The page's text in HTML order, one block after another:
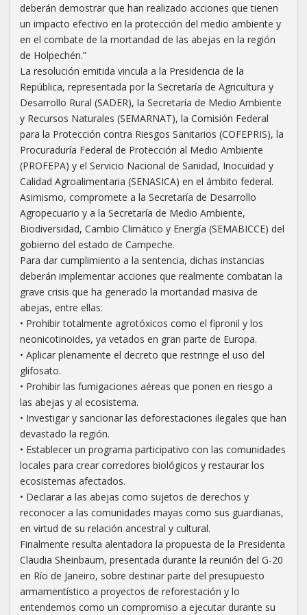
deberán demostrar que han realizado acciones que tienen
un impacto efectivo en la protección del medio ambiente y
en el combate de la mortandad de las abejas en la región
de Holpechén.”
La resolución emitida vincula a la Presidencia de la
República, representada por la Secretaría de Agricultura y
Desarrollo Rural (SADER), la Secretaría de Medio Ambiente
y Recursos Naturales (SEMARNAT), la Comisión Federal
para la Protección contra Riesgos Sanitarios (COFEPRIS), la
Procuraduría Federal de Protección al Medio Ambiente
(PROFEPA) y el Servicio Nacional de Sanidad, Inocuidad y
Calidad Agroalimentaria (SENASICA) en el ámbito federal.
Asimismo, compromete a la Secretaría de Desarrollo
Agropecuario y a la Secretaría de Medio Ambiente,
Biodiversidad, Cambio Climático y Energía (SEMABICCE) del
gobierno del estado de Campeche.
Para dar cumplimiento a la sentencia, dichas instancias
deberán implementar acciones que realmente combatan la
grave crisis que ha generado la mortandad masiva de
abejas, entre ellas:
• Prohibir totalmente agrotóxicos como el fipronil y los
neonicotinoides, ya vetados en gran parte de Europa.
• Aplicar plenamente el decreto que restringe el uso del
glifosato.
• Prohibir las fumigaciones aéreas que ponen en riesgo a
las abejas y al ecosistema.
• Investigar y sancionar las deforestaciones ilegales que han
devastado la región.
• Establecer un programa participativo con las comunidades
locales para crear corredores biológicos y restaurar los
ecosistemas afectados.
• Declarar a las abejas como sujetos de derechos y
reconocer a las comunidades mayas como sus guardianas,
en virtud de su relación ancestral y cultural.
Finalmente resulta alentadora la propuesta de la Presidenta
Claudia Sheinbaum, presentada durante la reunión del G-20
en Río de Janeiro, sobre destinar parte del presupuesto
armamentístico a proyectos de reforestación y lo
entendemos como un compromiso a ejecutar durante su